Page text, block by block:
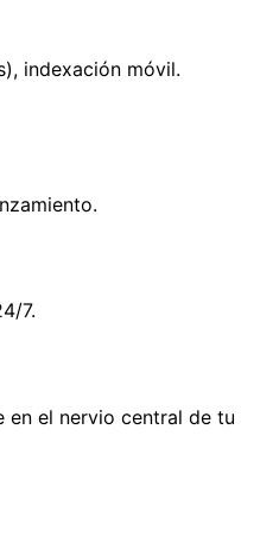
indexación móvil.
7.
en el nervio central de tu